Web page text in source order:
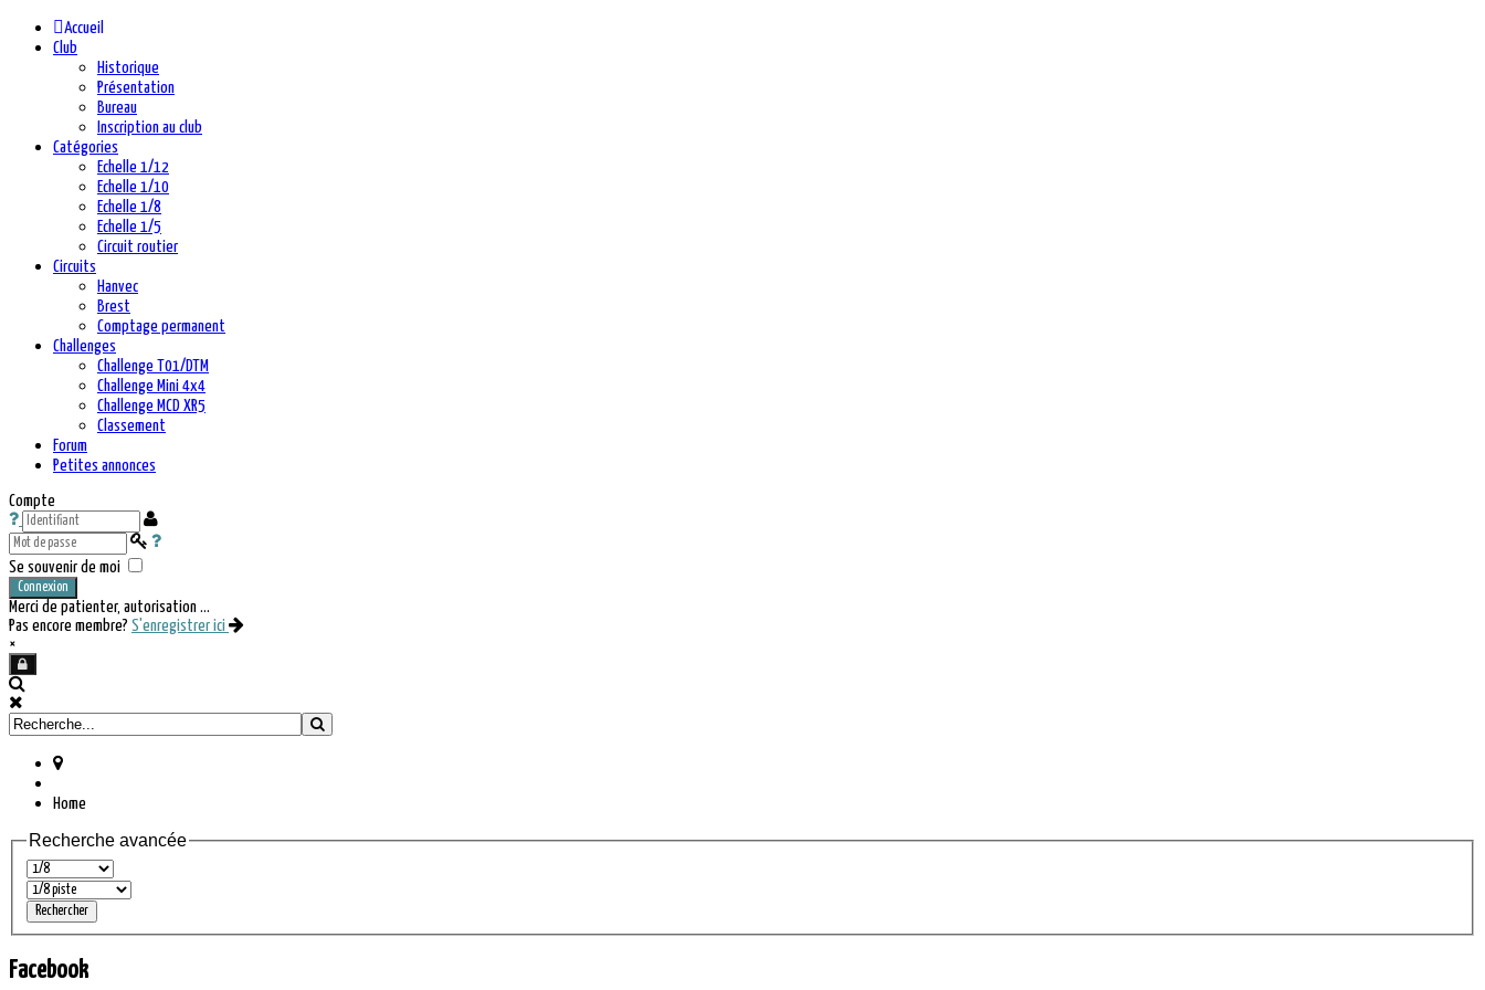
Accueil
Club
Historique
Présentation
Bureau
Inscription au club
Catégories
Echelle 1/12
Echelle 1/10
Echelle 1/8
Echelle 1/5
Circuit routier
Circuits
Hanvec
Brest
Comptage permanent
Challenges
Challenge T01/DTM
Challenge Mini 4x4
Challenge MCD XR5
Classement
Forum
Petites annonces
Compte
Se souvenir de moi
Connexion
Merci de patienter, autorisation ...
Pas encore membre? S'enregistrer ici
×
Home
Recherche avancée
Facebook